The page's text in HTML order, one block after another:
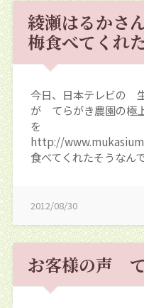
綾瀬はるかさ
梅食べてくれ
今日、日本テレビの
が てらがき農園の極
を
http://
食べてくれたそうなん
2012/08/30
お客様の声